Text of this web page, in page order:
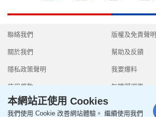
聯絡我們
關於我們
隱私政策聲明
使用條款
版權及免責聲明
幫助及反饋
我要爆料
無障礙網頁
本網站正使用 Cookies
我們使用 Cookie 改善網站體驗。 繼續使用我們